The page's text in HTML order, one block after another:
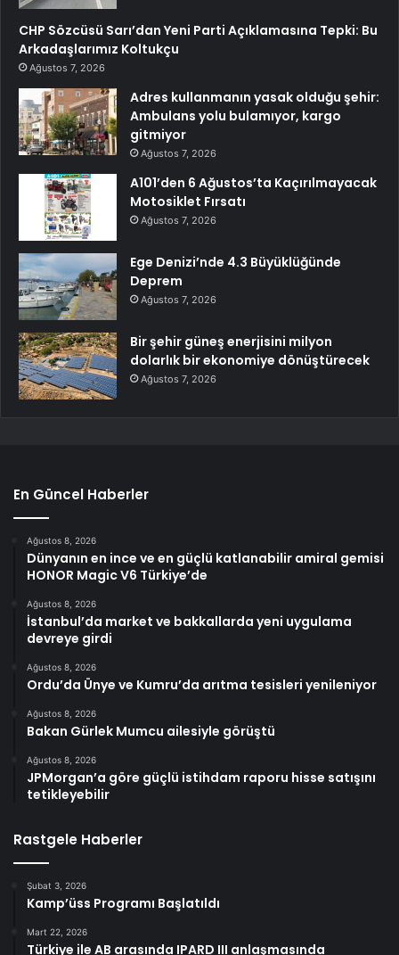
CHP Sözcüsü Sarı’dan Yeni Parti Açıklamasına Tepki: Bu
Arkadaşlarımız Koltukçu
Ağustos 7, 2026
Adres kullanmanın yasak olduğu şehir:
Ambulans yolu bulamıyor, kargo
gitmiyor
Ağustos 7, 2026
A101’den 6 Ağustos’ta Kaçırılmayacak
Motosiklet Fırsatı
Ağustos 7, 2026
Ege Denizi’nde 4.3 Büyüklüğünde
Deprem
Ağustos 7, 2026
Bir şehir güneş enerjisini milyon
dolarlık bir ekonomiye dönüştürecek
Ağustos 7, 2026
En Güncel Haberler
Ağustos 8, 2026
Dünyanın en ince ve en güçlü katlanabilir amiral gemisi
HONOR Magic V6 Türkiye’de
Ağustos 8, 2026
İstanbul’da market ve bakkallarda yeni uygulama
devreye girdi
Ağustos 8, 2026
Ordu’da Ünye ve Kumru’da arıtma tesisleri yenileniyor
Ağustos 8, 2026
Bakan Gürlek Mumcu ailesiyle görüştü
Ağustos 8, 2026
JPMorgan’a göre güçlü istihdam raporu hisse satışını
tetikleyebilir
Rastgele Haberler
Şubat 3, 2026
Kamp’üss Programı Başlatıldı
Mart 22, 2026
Türkiye ile AB arasında IPARD III anlaşmasında